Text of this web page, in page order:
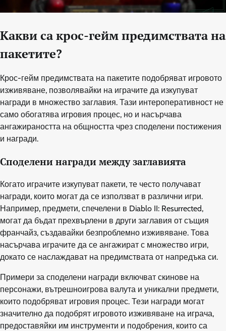
Какви са крос-гейм предимствата на
пакетите?
Крос-гейм предимствата на пакетите подобряват игровото
изживяване, позволявайки на играчите да изкупуват
награди в множество заглавия. Тази интероперативност не
само обогатява игровия процес, но и насърчава
ангажираността на общността чрез споделени постижения
и награди.
Споделени награди между заглавията
Когато играчите изкупуват пакети, те често получават
награди, които могат да се използват в различни игри.
Например, предмети, спечелени в Diablo II: Resurrected,
могат да бъдат прехвърлени в други заглавия от същия
франчайз, създавайки безпроблемно изживяване. Това
насърчава играчите да се ангажират с множество игри,
докато се наслаждават на предимствата от напредъка си.
Примери за споделени награди включват скинове на
персонажи, вътрешноигрова валута и уникални предмети,
които подобряват игровия процес. Тези награди могат
значително да подобрят игровото изживяване на играча,
предоставяйки им инструменти и подобрения, които са